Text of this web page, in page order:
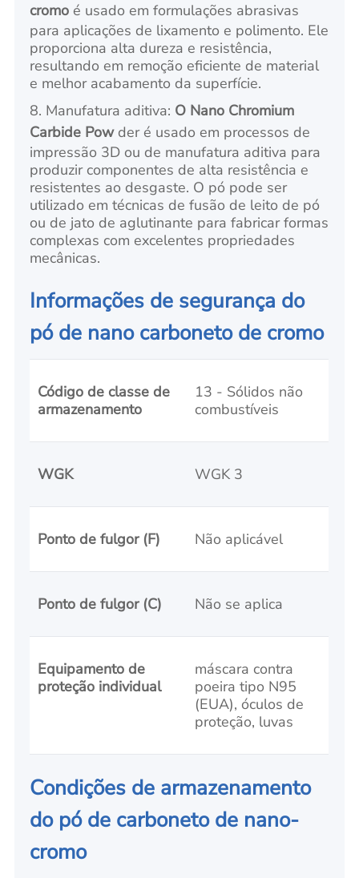
cromo é usado em formulações abrasivas
para aplicações de lixamento e polimento. Ele
proporciona alta dureza e resistência,
resultando em remoção eficiente de material
e melhor acabamento da superfície.
8. Manufatura aditiva: O Nano Chromium
Carbide Powder é usado em processos de
impressão 3D ou de manufatura aditiva para
produzir componentes de alta resistência e
resistentes ao desgaste. O pó pode ser
utilizado em técnicas de fusão de leito de pó
ou de jato de aglutinante para fabricar formas
complexas com excelentes propriedades
mecânicas.
Informações de segurança do
pó de nano carboneto de cromo
Código de classe de
armazenamento
13 - Sólidos não
combustíveis
WGK WGK 3
Ponto de fulgor (F) Não aplicável
Ponto de fulgor (C) Não se aplica
Equipamento de
proteção individual
máscara contra
poeira tipo N95
(EUA), óculos de
proteção, luvas
Condições de armazenamento
do pó de carboneto de nano-
cromo